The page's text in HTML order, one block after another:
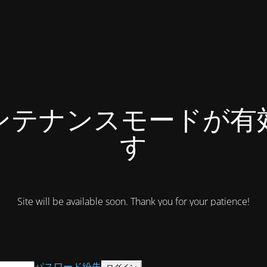
テナンスモードが有
す
Site will be available soon. Thank you for your patience!